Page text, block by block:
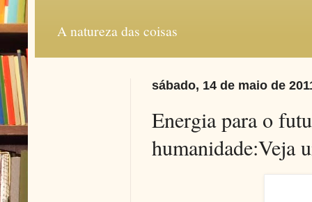
A natureza das coisas
sábado, 14 de maio de
Energia para o
humanidade:Veja